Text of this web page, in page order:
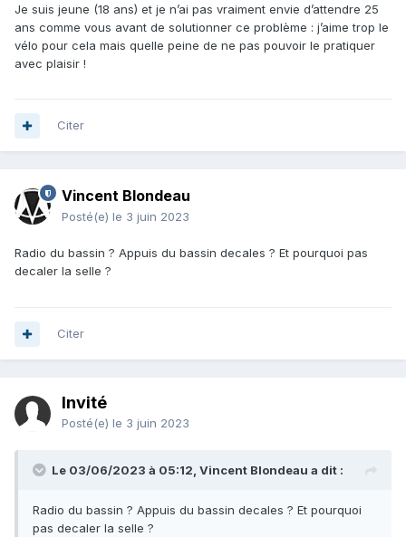
avancé que le droit à la musculation.
Je suis jeune (18 ans) et je n’ai pas vraiment envie d’attendre 25
ans comme vous avant de solutionner ce problème : j’aime trop le
vélo pour cela mais quelle peine de ne pas pouvoir le pratiquer
avec plaisir !
Citer
Vincent Blondeau
Posté(e) le 3 juin 2023
Radio du bassin ? Appuis du bassin decales ? Et pourquoi pas
decaler la selle ?
Citer
Invité
Posté(e) le 3 juin 2023
Le 03/06/2023 à 05:12, Vincent Blondeau a dit :
Radio du bassin ? Appuis du bassin decales ? Et pourquoi
pas decaler la selle ?